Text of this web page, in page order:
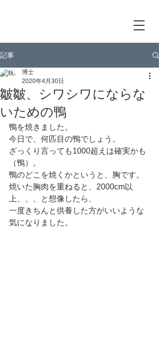
記事
皺皺、シワシワにならな
いための鴨
博士
2020年4月30日
鴨を焼きました。
今日で、何匹目の鴨でしょう。
ざっくり言っても1000超えは確実かも
（鴨）。
鴨のどこを焼くかというと、胸です。
焼いた胸肉を重ねると、2000cm以
上、、、と想像したら、
一度きちんと供養した方がいいような
気になりました。